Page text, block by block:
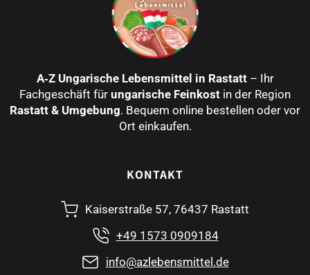
A‑Z Ungarische Lebensmittel in Rastatt– Ihr
Fachgeschäft für ungarische Feinkost in der Region
Rastatt & Umgebung. Bequem online bestellen oder vor
Ort einkaufen.
KONTAKT
Kaiserstraße 57, 76437 Rastatt
+49 1573 0909184
info@azlebensmittel.de